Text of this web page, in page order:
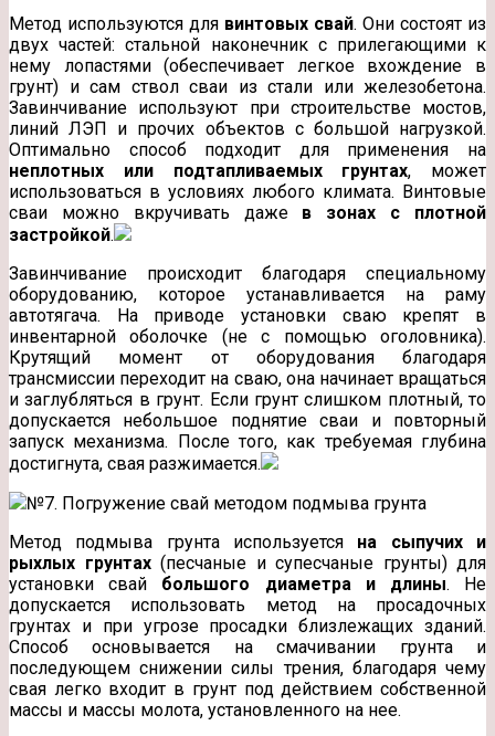
Метод используются для винтовых свай. Они состоят из
двух частей: стальной наконечник с прилегающими к
нему лопастями (обеспечивает легкое вхождение в
грунт) и сам ствол сваи из стали или железобетона.
Завинчивание используют при строительстве мостов,
линий ЛЭП и прочих объектов с большой нагрузкой.
Оптимально способ подходит для применения на
неплотных или подтапливаемых грунтах, может
использоваться в условиях любого климата. Винтовые
сваи можно вкручивать даже в зонах с плотной
застройкой.
Завинчивание происходит благодаря специальному
оборудованию, которое устанавливается на раму
автотягача. На приводе установки сваю крепят в
инвентарной оболочке (не с помощью оголовника).
Крутящий момент от оборудования благодаря
трансмиссии переходит на сваю, она начинает вращаться
и заглубляться в грунт. Если грунт слишком плотный, то
допускается небольшое поднятие сваи и повторный
запуск механизма. После того, как требуемая глубина
достигнута, свая разжимается.
№7. Погружение свай методом подмыва грунта
Метод подмыва грунта используется на сыпучих и
рыхлых грунтах(песчаные и супесчаные грунты) для
установки свай большого диаметра и длины. Не
допускается использовать метод на просадочных
грунтах и при угрозе просадки близлежащих зданий.
Способ основывается на смачивании грунта и
последующем снижении силы трения, благодаря чему
свая легко входит в грунт под действием собственной
массы и массы молота, установленного на нее.